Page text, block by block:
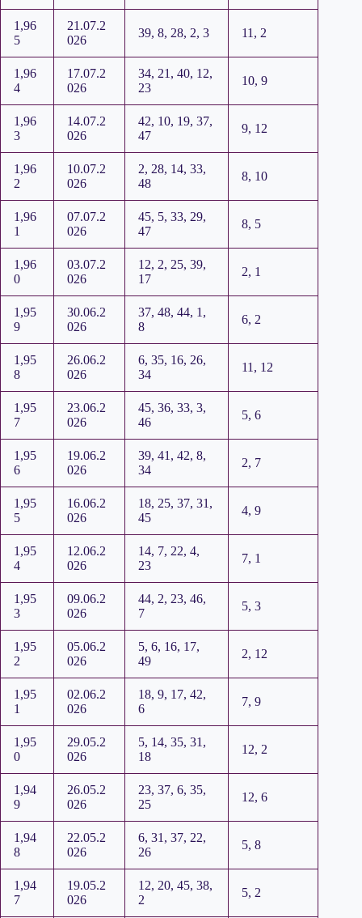
1,96
5
21.07.2
026
39, 8, 28, 2, 3 11, 2
1,96
4
17.07.2
026
34, 21, 40, 12,
23
10, 9
1,96
3
14.07.2
026
42, 10, 19, 37,
47
9, 12
1,96
2
10.07.2
026
2, 28, 14, 33,
48
8, 10
1,96
1
07.07.2
026
45, 5, 33, 29,
47
8, 5
1,96
0
03.07.2
026
12, 2, 25, 39,
17
2, 1
1,95
9
30.06.2
026
37, 48, 44, 1,
8
6, 2
1,95
8
26.06.2
026
6, 35, 16, 26,
34
11, 12
1,95
7
23.06.2
026
45, 36, 33, 3,
46
5, 6
1,95
6
19.06.2
026
39, 41, 42, 8,
34
2, 7
1,95
5
16.06.2
026
18, 25, 37, 31,
45
4, 9
1,95
4
12.06.2
026
14, 7, 22, 4,
23
7, 1
1,95
3
09.06.2
026
44, 2, 23, 46,
7
5, 3
1,95
2
05.06.2
026
5, 6, 16, 17,
49
2, 12
1,95
1
02.06.2
026
18, 9, 17, 42,
6
7, 9
1,95
0
29.05.2
026
5, 14, 35, 31,
18
12, 2
1,94
9
26.05.2
026
23, 37, 6, 35,
25
12, 6
1,94
8
22.05.2
026
6, 31, 37, 22,
26
5, 8
1,94
7
19.05.2
026
12, 20, 45, 38,
2
5, 2